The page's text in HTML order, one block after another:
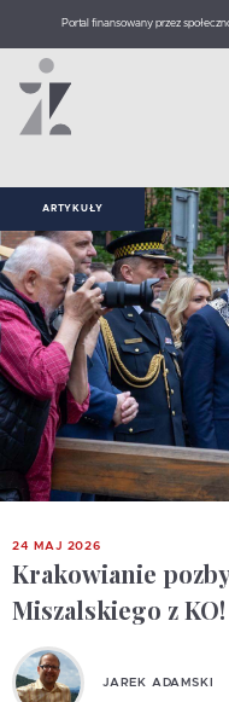
Portal finansowany przez
ARTYKUŁY
24 MAJ 2026
Krakowianie
Miszalskiego z
JAREK ADAMSKI